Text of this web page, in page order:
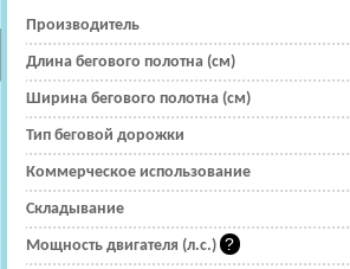
Производитель
Длина бегового полотна (см)
Ширина бегового полотна (см)
Тип беговой дорожки
Коммерческое использование
Складывание
Мощность двигателя (л.с.)